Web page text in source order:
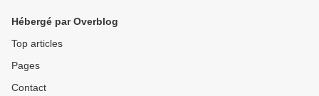
Hébergé par Overblog
Top articles
Pages
Contact